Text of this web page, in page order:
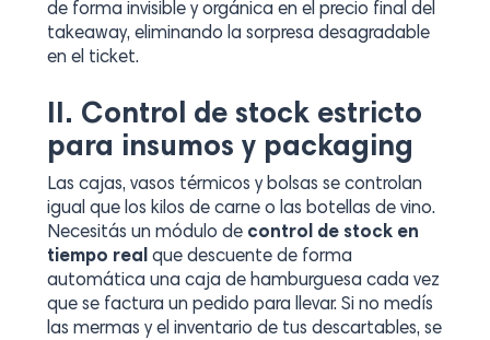
de forma invisible y orgánica en el precio final del
takeaway, eliminando la sorpresa desagradable
en el ticket.
II. Control de stock estricto
para insumos y packaging
Las cajas, vasos térmicos y bolsas se controlan
igual que los kilos de carne o las botellas de vino.
Necesitás un módulo de control de stock en
tiempo real que descuente de forma
automática una caja de hamburguesa cada vez
que se factura un pedido para llevar. Si no medís
las mermas y el inventario de tus descartables, se